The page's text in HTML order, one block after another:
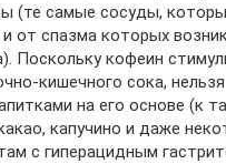
(те самые сосуды,
от спазма которых
Поскольку кофеин
кишечного сока, нельзя
на его основе (к
капучино и даже
с гиперацидным